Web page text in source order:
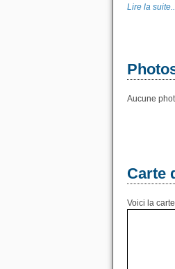
Lire la
Aucune
Carte
Voici la